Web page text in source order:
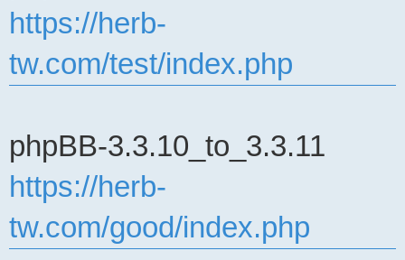
https://herb-
tw.com/test/index.php
phpBB-3.3.10_to_3.3.11
https://herb-
tw.com/good/index.php